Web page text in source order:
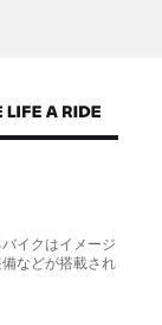
イクはイメージ
などが搭載され